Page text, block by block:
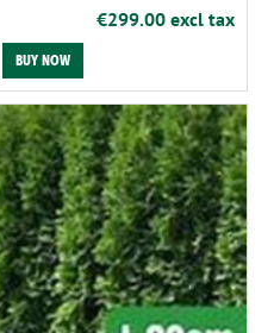
€299.00 excl tax